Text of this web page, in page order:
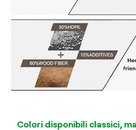
Colori disponibili classici,